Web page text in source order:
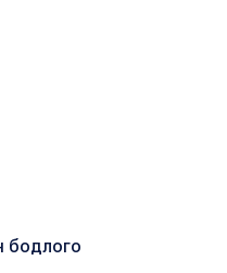
бодлого